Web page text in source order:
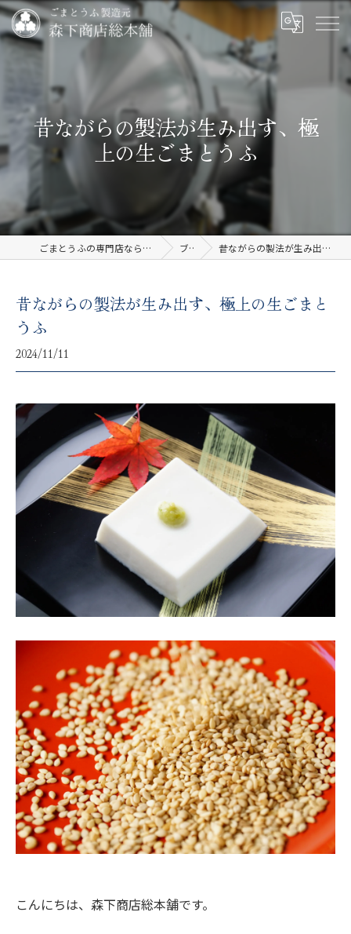
昔ながらの製法が生み出す、極
上の生ごまとうふ
ごまとうふの専門店なら有限会社森下商店総本舗 ブログ 昔ながらの製法が生み出す、極上の生ごまとうふ
昔ながらの製法が生み出す、極上の生ごまと
うふ
2024/11/11
こんにちは、森下商店総本舗です。